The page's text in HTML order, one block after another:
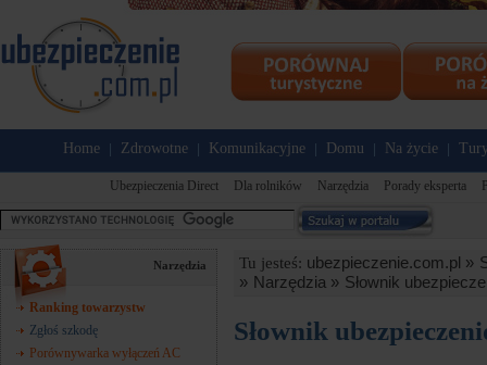
Home Zdrowotne Komunikacyjne Domu Na życie
Ubezpieczenia Direct Dla rolników Narzędzia Porady eksperta
Narzędzia
Ranking towarzystw
Zgłoś szkodę
Porównywarka wyłączeń AC
Tu jesteś: ubezpieczenie.com.pl »
» Narzędzia » Słownik
Słownik